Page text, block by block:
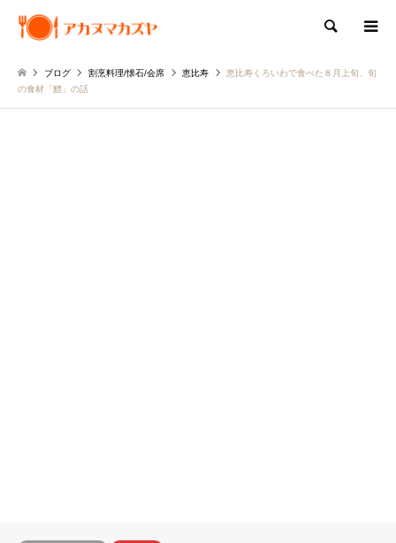
検索
ブログ 割烹料理/懐石/会席 恵比寿
恵比寿くろいわで食べた８月上旬、旬
の食材「鱧」の話